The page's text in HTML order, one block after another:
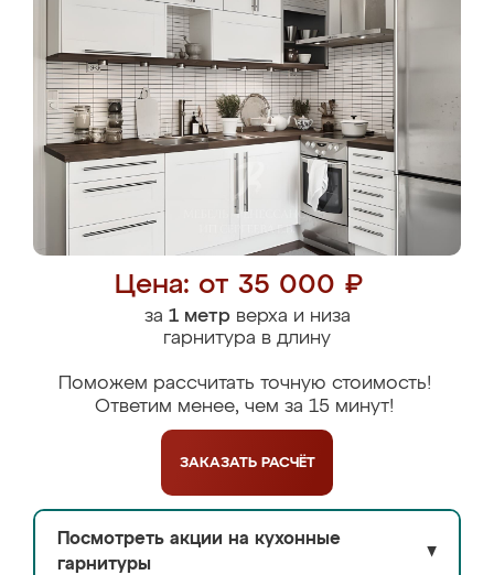
Цена: от 35 000 ₽
за 1 метрверха и низа
гарнитура в длину
Поможем рассчитать точную стоимость!
Ответим менее, чем за 15 минут!
ЗАКАЗАТЬ РАСЧЁТ
Посмотреть акции на кухонные
гарнитуры
▼